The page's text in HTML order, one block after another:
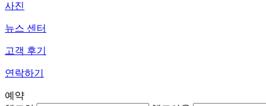
사진
뉴스 센터
고객 후기
연락하기
예약